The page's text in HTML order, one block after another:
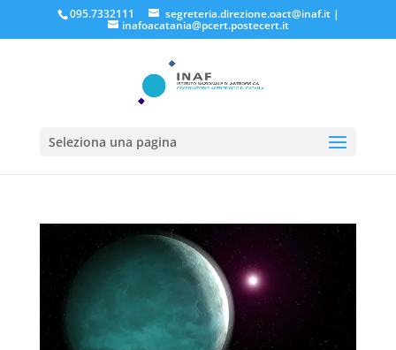
095.7332111 segreteria.direzione.oact@inaf.it|
inafoacatania@pcert.postecert.it
Seleziona una pagina